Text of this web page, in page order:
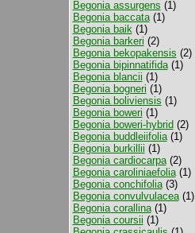
Begonia assurgens (1)
Begonia baccata(1)
Begonia baik(1)
Begonia barkeri (2)
Begonia bekopakensis (2)
Begonia bipinnatifida(1)
Begonia blancii (1)
Begonia bogneri (1)
Begonia boliviensis (1)
Begonia boweri (1)
Begonia boweri-hybrid (2)
Begonia buddleiifolia(1)
Begonia burkillii (1)
Begonia cardiocarpa(2)
Begonia caroliniaefolia(1)
Begonia conchifolia(3)
Begonia convulvulacea(1)
Begonia corallina(1)
Begonia coursii (1)